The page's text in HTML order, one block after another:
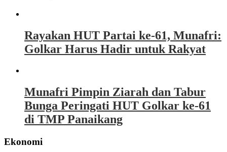
Rayakan HUT Partai ke-61, Munafri:
Golkar Harus Hadir untuk Rakyat
Munafri Pimpin Ziarah dan Tabur
Bunga Peringati HUT Golkar ke-61
di TMP Panaikang
Ekonomi